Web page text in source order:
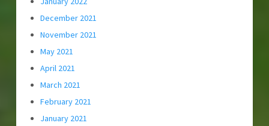
December 2021
November 2021
May 2021
April 2021
March 2021
February 2021
January 2021